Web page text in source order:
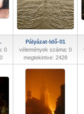
0
Pályázat-Idő-01
vélemények száma: 0
megtekintve: 2428